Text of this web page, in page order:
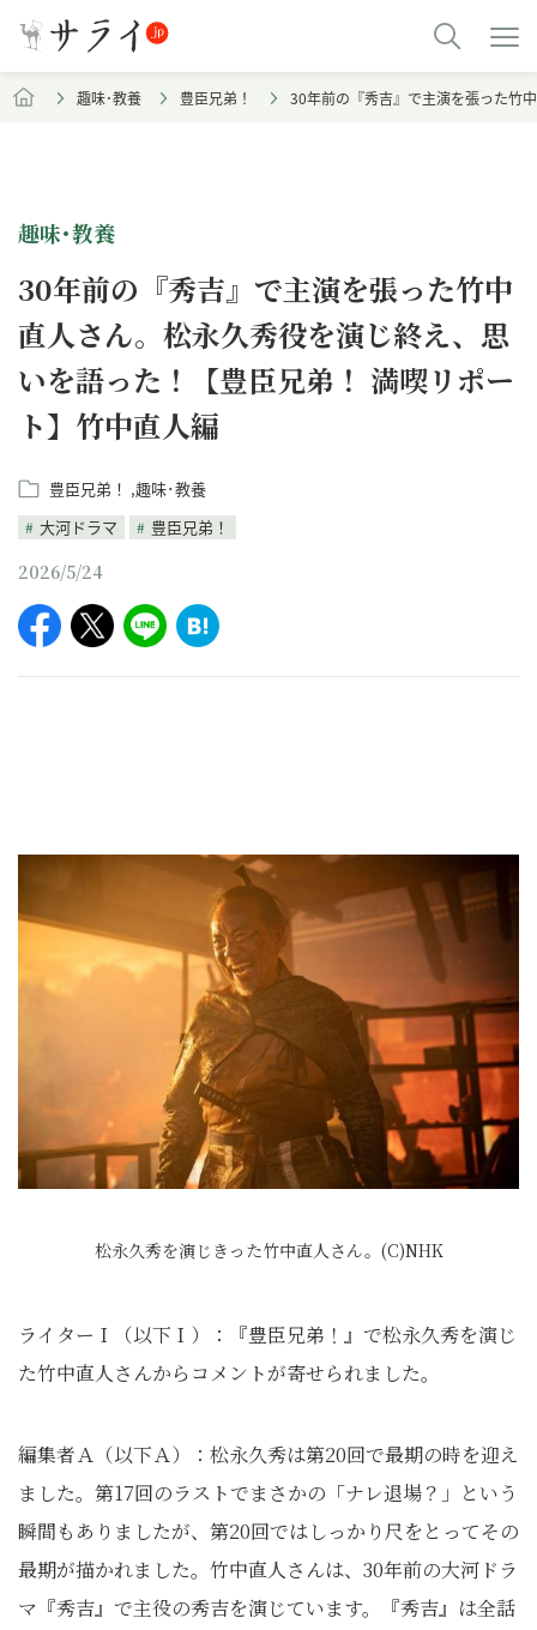
趣味･教養 豊臣兄弟！ 30年前の『秀吉』で主演を張った竹
趣味･教養
30年前の『秀吉』で主演を張った竹中
直人さん。松永久秀役を演じ終え、思
いを語った！【豊臣兄弟！ 満喫リポー
ト】竹中直人編
豊臣兄弟！
趣味･教養
大河ドラマ
豊臣兄弟！
2026/5/24
松永久秀を演じきった竹中直人さん。(C)NHK
ライターＩ（以下Ｉ）：『豊臣兄弟！』で松永久秀を演じ
た竹中直人さんからコメントが寄せられました。
編集者Ａ（以下Ａ）：松永久秀は第20回で最期の時を迎え
ました。第17回のラストでまさかの「ナレ退場？」という
瞬間もありましたが、第20回ではしっかり尺をとってその
最期が描かれました。竹中直人さんは、30年前の大河ドラ
マ『秀吉』で主役の秀吉を演じています。『秀吉』は全話